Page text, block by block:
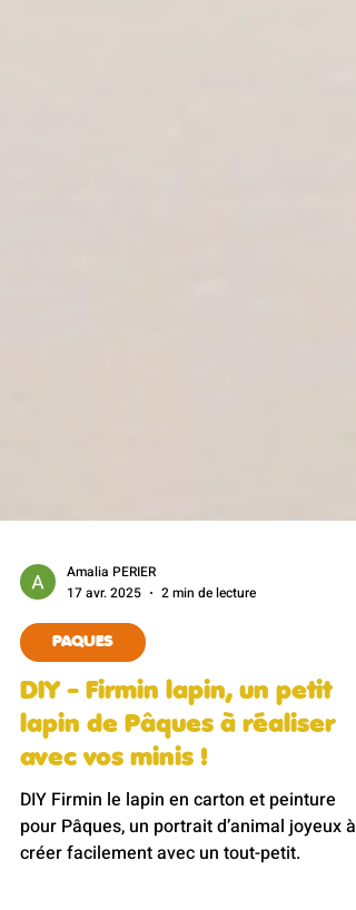
Amalia PERIER
17 avr. 2025
PAQUES
DIY - Firmin lapin, un petit
lapin de Pâques à réaliser
avec vos minis !
DIY Firmin le lapin en carton et peinture